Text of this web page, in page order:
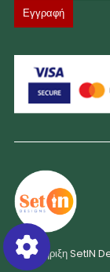
ΥποστήριξηSetIN